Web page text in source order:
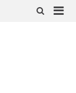
Such-